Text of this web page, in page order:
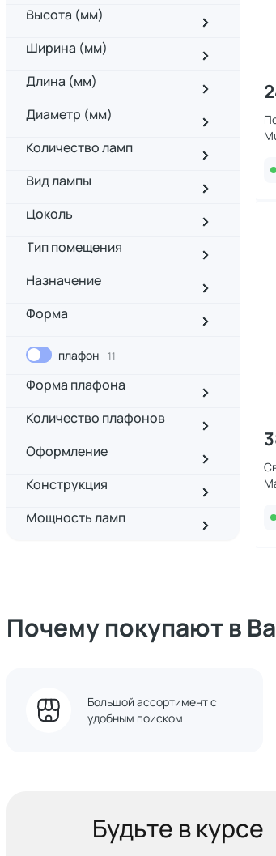
Высота (мм)
Ширина (мм)
Длина (мм)
Диаметр (мм)
Количество ламп
Вид лампы
Цоколь
Тип помещения
Назначение
Форма
плафон 11
Форма плафона
Количество плафонов
Оформление
Конструкция
Мощность ламп
Почему покупают в
Большой ассортимент с
удобным поиском
Будьте в курсе